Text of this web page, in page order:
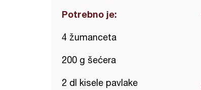
Potrebno je:
4 žumanceta
200 g šećera
2 dl kisele pavlake